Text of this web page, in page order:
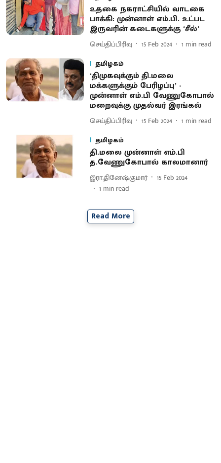
உதகை நகராட்சியில் வாடகை
பாக்கி: முன்னாள் எம்.பி. உட்பட
இருவரின் கடைகளுக்கு ‘சீல்’
செய்திப்பிரிவு 15 Feb 2024 1 min read
தமிழகம்
‘திமுகவுக்கும் தி.மலை
மக்களுக்கும் பேரிழப்பு’ -
முன்னாள் எம்.பி வேணுகோபால்
மறைவுக்கு முதல்வர் இரங்கல்
செய்திப்பிரிவு 15 Feb 2024 1 min read
தமிழகம்
தி.மலை முன்னாள் எம்.பி
த.வேணுகோபால் காலமானார்
இரா.தினேஷ்குமார்
15 Feb 2024
1 min read
Read More